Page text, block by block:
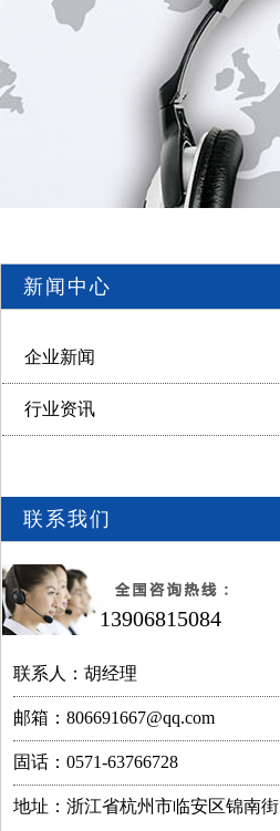
新闻中心
企业新闻
行业资讯
联系我们
13906815084
联系人：胡经理
邮箱：806691667@qq.com
固话：0571-63766728
地址：浙江省杭州市临安区锦南街